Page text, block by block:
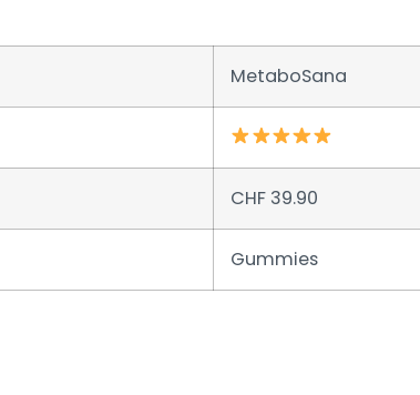
MetaboSana
CHF 39.90
Gummies